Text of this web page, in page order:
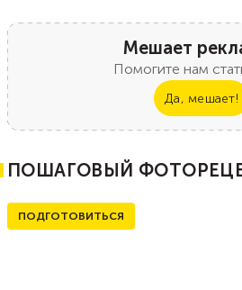
Мешает
Помогите нам
Да, мешает!
ПОШАГОВЫЙ
ПОДГОТОВИТЬСЯ